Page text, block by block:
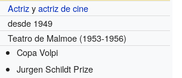
Actrizyactriz de cine
desde 1949
Teatro de Malmoe (1953-1956)
Copa Volpi
Jurgen Schildt Prize